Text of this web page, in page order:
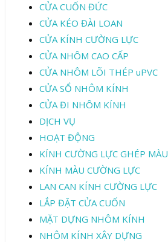
CỬA CUỐN ĐỨC
CỬA KÉO ĐÀI LOAN
CỬA KÍNH CƯỜNG LỰC
CỬA NHÔM CAO CẤP
CỬA NHÔM LÕI THÉP uPVC
CỬA SỔ NHÔM KÍNH
CỬA ĐI NHÔM KÍNH
DỊCH VỤ
HOẠT ĐỘNG
KÍNH CƯỜNG LỰC GHÉP MÀU
KÍNH MÀU CƯỜNG LỰC
LAN CAN KÍNH CƯỜNG LỰC
LẮP ĐẶT CỬA CUỐN
MẶT DỰNG NHÔM KÍNH
NHÔM KÍNH XÂY DỰNG